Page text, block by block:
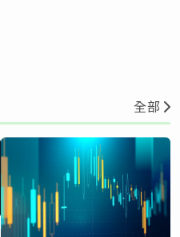
全部